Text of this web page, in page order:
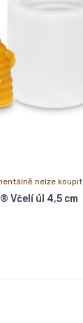
nelze koupit
Včelí úl 4,5 cm